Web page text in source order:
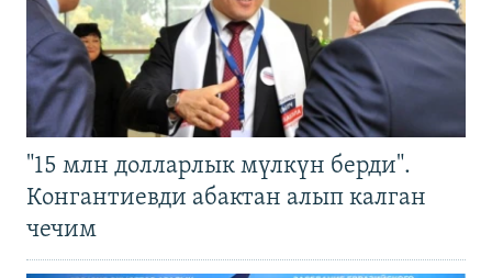
"15 млн долларлык мүлкүн берди".
Конгантиевди абактан алып калган
чечим